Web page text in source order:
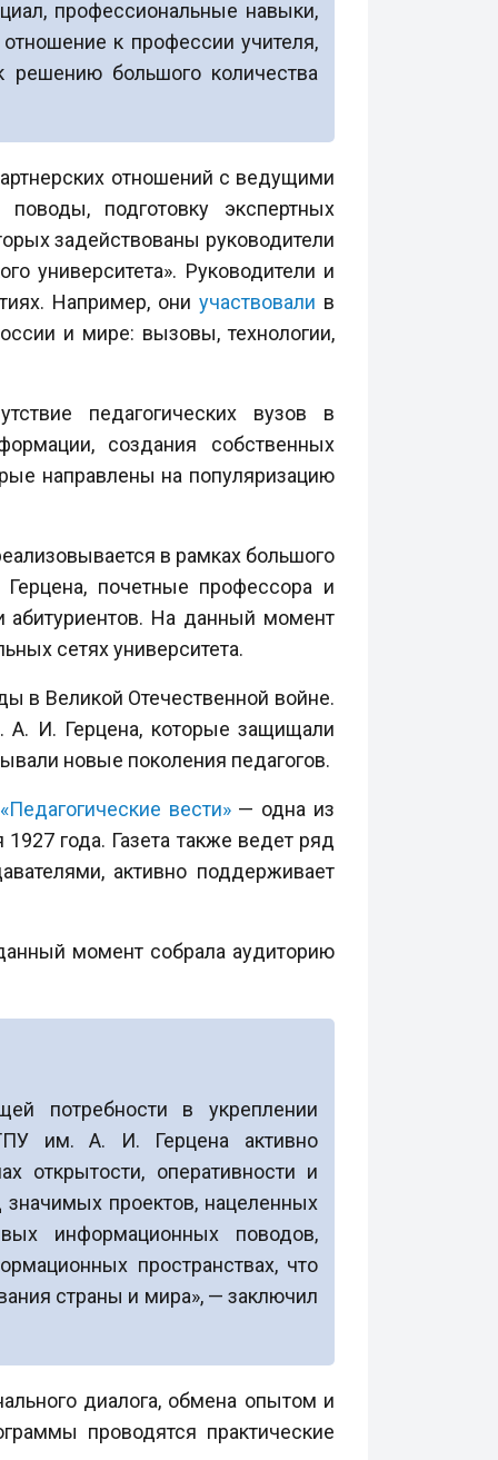
профессиональные навыки,
к профессии учителя,
решению большого количества
отношений с ведущими
подготовку экспертных
задействованы руководители
университета». Руководители и
Например, они участвовали в
и мире: вызовы, технологии,
педагогических вузов в
создания собственных
направлены на популяризацию
в рамках большого
почетные профессора и
абитуриентов. На данный момент
сетях университета.
в Великой Отечественной войне.
А. И. Герцена, которые защищали
новые поколения педагогов.
«Педагогические вести»— одна из
года. Газета также ведет ряд
активно поддерживает
момент собрала аудиторию
потребности в укреплении
им. А. И. Герцена активно
открытости, оперативности и
проектов, нацеленных
информационных поводов,
пространствах, что
страны и мира», — заключил
диалога, обмена опытом и
проводятся практические